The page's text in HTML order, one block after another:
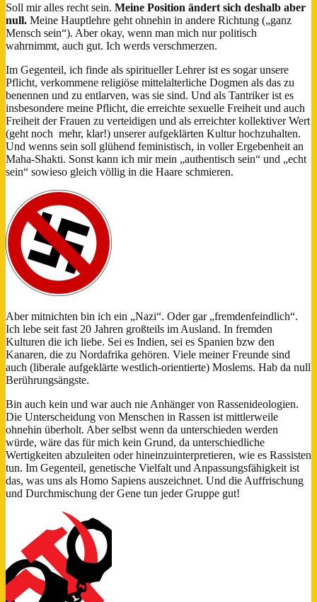
Soll mir alles recht sein. Meine Position ändert sich deshalb aber
null. Meine Hauptlehre geht ohnehin in andere Richtung („ganz
Mensch sein“). Aber okay, wenn man mich nur politisch
wahrnimmt, auch gut. Ich werds verschmerzen.
Im Gegenteil, ich finde als spiritueller Lehrer ist es sogar unsere
Pflicht, verkommene religiöse mittelalterliche Dogmen als das zu
benennen und zu entlarven, was sie sind. Und als Tantriker ist es
insbesondere meine Pflicht, die erreichte sexuelle Freiheit und auch
Freiheit der Frauen zu verteidigen und als erreichter kollektiver Wert
(geht noch mehr, klar!) unserer aufgeklärten Kultur hochzuhalten.
Und wenns sein soll glühend feministisch, in voller Ergebenheit an
Maha-Shakti. Sonst kann ich mir mein „authentisch sein“ und „echt
sein“ sowieso gleich völlig in die Haare schmieren.
Aber mitnichten bin ich ein „Nazi“. Oder gar „fremdenfeindlich“.
Ich lebe seit fast 20 Jahren großteils im Ausland. In fremden
Kulturen die ich liebe. Sei es Indien, sei es Spanien bzw den
Kanaren, die zu Nordafrika gehören. Viele meiner Freunde sind
auch (liberale aufgeklärte westlich-orientierte) Moslems. Hab da null
Berührungsängste.
Bin auch kein und war auch nie Anhänger von Rassenideologien.
Die Unterscheidung von Menschen in Rassen ist mittlerweile
ohnehin überholt. Aber selbst wenn da unterschieden werden
würde, wäre das für mich kein Grund, da unterschiedliche
Wertigkeiten abzuleiten oder hineinzuinterpretieren, wie es Rassisten
tun. Im Gegenteil, genetische Vielfalt und Anpassungsfähigkeit ist
das, was uns als Homo Sapiens auszeichnet. Und die Auffrischung
und Durchmischung der Gene tun jeder Gruppe gut!